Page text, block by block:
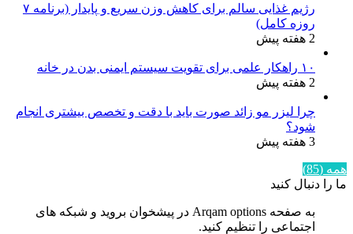
رژیم غذایی سالم برای کاهش وزن سریع و پایدار (برنامه ۷
روزه کامل)
2 هفته پیش
۱۰ راهکار علمی برای تقویت سیستم ایمنی بدن در خانه
2 هفته پیش
چرا لیزر مو زائد صورت باید با دقت و تخصص بیشتری انجام
شود؟
3 هفته پیش
همه (85)
ما را دنبال کنید
به صفحه Arqam options در پیشخوان بروید و شبکه های
اجتماعی را تنظیم کنید.